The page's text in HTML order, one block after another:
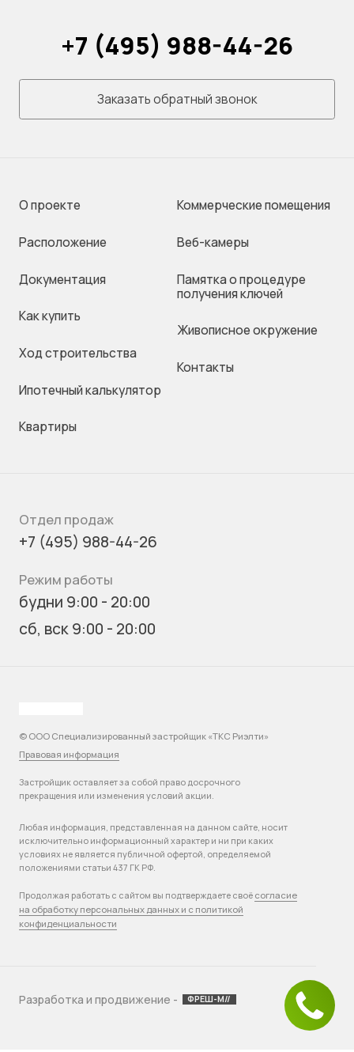
+7 (495) 988-44-26
Заказать обратный звонок
О проекте
Раcположение
Документация
Как купить
Ход строительства
Ипотечный калькулятор
Квартиры
Коммерческие помещения
Веб-камеры
Памятка о процедуре
получения ключей
Живописное окружение
Контакты
Отдел продаж
+7 (495) 988-44-26
Режим работы
будни 9:00 - 20:00
сб, вск 9:00 - 20:00
© ООО Специализированный застройщик «ТКС Риэлти»
Правовая информация
Застройщик оставляет за собой право досрочного
прекращения или изменения условий акции.
Любая информация, представленная на данном сайте, носит
исключительно информационный характер и ни при каких
условиях не является публичной офертой, определяемой
положениями статьи 437 ГК РФ.
Продолжая работать с сайтом вы подтверждаете своё согласие
на обработку персональных данных и с политикой
конфиденциальности
Разработка и продвижение - ФРЕШ-М//